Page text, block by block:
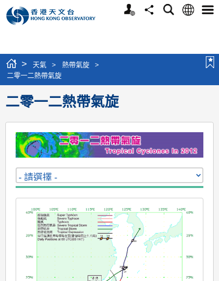
個
分
搜
語
選
> 天氣 > 熱帶氣旋
>
二零一二熱帶氣旋
二零一二熱帶氣旋